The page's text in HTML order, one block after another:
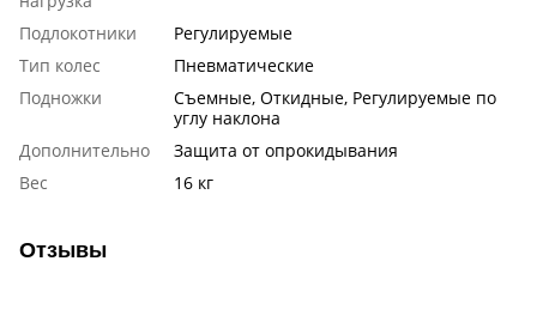
Подлокотники
Регулируемые
Тип колес
Пневматические
Подножки
Съемные, Откидные, Регулируемые по
углу наклона
Дополнительно
Защита от опрокидывания
Вес
16 кг
Отзывы